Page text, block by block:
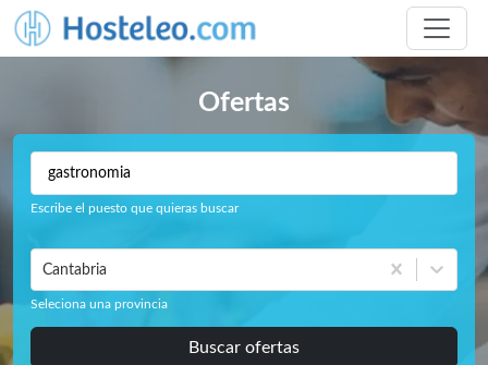
Ofertas
Escribe el puesto que quieras buscar
Cantabria
Seleciona una provincia
Buscar ofertas